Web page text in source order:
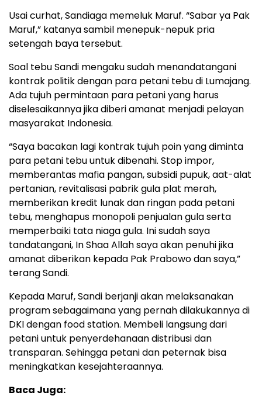
Usai curhat, Sandiaga memeluk Maruf. “Sabar ya Pak
Maruf,” katanya sambil menepuk-nepuk pria
setengah baya tersebut.
Soal tebu Sandi mengaku sudah menandatangani
kontrak politik dengan para petani tebu di Lumajang.
Ada tujuh permintaan para petani yang harus
diselesaikannya jika diberi amanat menjadi pelayan
masyarakat Indonesia.
“Saya bacakan lagi kontrak tujuh poin yang diminta
para petani tebu untuk dibenahi. Stop impor,
memberantas mafia pangan, subsidi pupuk, aat-alat
pertanian, revitalisasi pabrik gula plat merah,
memberikan kredit lunak dan ringan pada petani
tebu, menghapus monopoli penjualan gula serta
memperbaiki tata niaga gula. Ini sudah saya
tandatangani, In Shaa Allah saya akan penuhi jika
amanat diberikan kepada Pak Prabowo dan saya,”
terang Sandi.
Kepada Maruf, Sandi berjanji akan melaksanakan
program sebagaimana yang pernah dilakukannya di
DKI dengan food station. Membeli langsung dari
petani untuk penyerdehanaan distribusi dan
transparan. Sehingga petani dan peternak bisa
meningkatkan kesejahteraannya.
Baca Juga: